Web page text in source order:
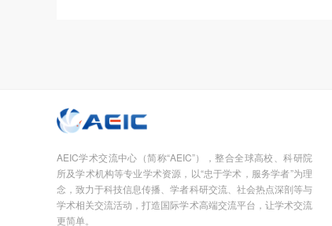
AEIC学术交流中心（简称“AEIC”），整合全球高校、科研院
所及学术机构等专业学术资源，以“忠于学术，服务学者”为理
念，致力于科技信息传播、学者科研交流、社会热点深剖等与
学术相关交流活动，打造国际学术高端交流平台，让学术交流
更简单。